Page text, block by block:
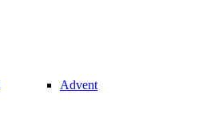
Advent